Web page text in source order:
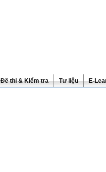
Đề thi & Kiểm tra Tư liệu E-